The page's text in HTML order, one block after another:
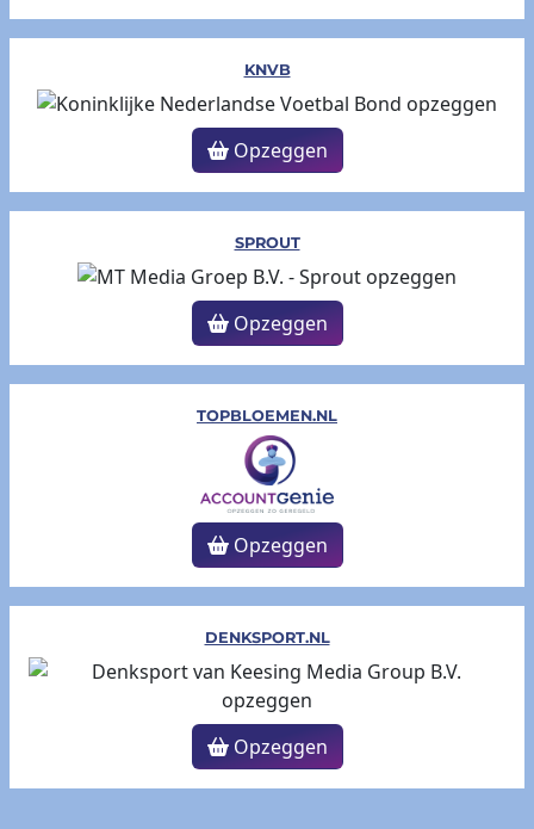
KNVB
Opzeggen
SPROUT
Opzeggen
TOPBLOEMEN.NL
Opzeggen
DENKSPORT.NL
Opzeggen